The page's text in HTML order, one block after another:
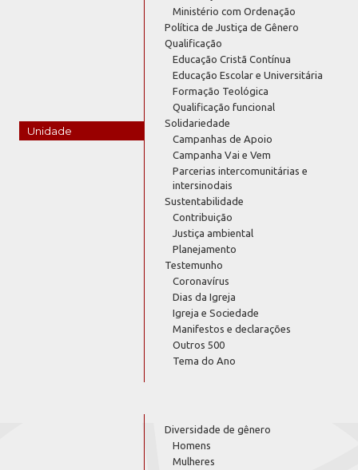
Unidade
Ministério com Ordenação
Política de Justiça de Gênero
Qualificação
Educação Cristã Contínua
Educação Escolar e Universitária
Formação Teológica
Qualificação funcional
Solidariedade
Campanhas de Apoio
Campanha Vai e Vem
Parcerias intercomunitárias e
intersinodais
Sustentabilidade
Contribuição
Justiça ambiental
Planejamento
Testemunho
Coronavírus
Dias da Igreja
Igreja e Sociedade
Manifestos e declarações
Outros 500
Tema do Ano
Diversidade de gênero
Homens
Mulheres